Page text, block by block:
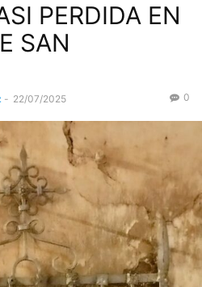
PERDIDA EN
SAN
- 22/07/2025 0